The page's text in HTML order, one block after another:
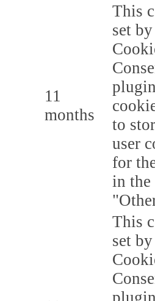
11
months
This
set
to
user
for
in the
This
set